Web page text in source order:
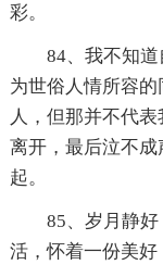
彩。
84、我不知
为世俗人情所容
人，但那并不代
离开，最后泣不
起。
85、岁月静
活，怀着一份美